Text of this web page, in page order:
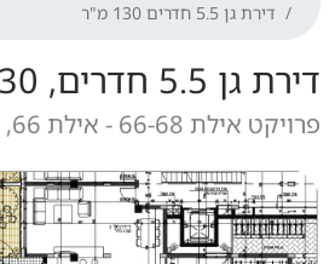
דירת גן 5.5 חדרים 130 מ"ר
דירת גן 5.5 חדרים, 130 מ"ר
פרויקט אילת 66-68 - אילת 66, חולון